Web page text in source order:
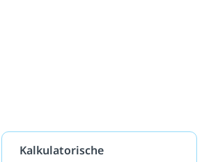
Kalkulatorische